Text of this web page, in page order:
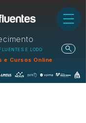
E LODO
e Cursos Online